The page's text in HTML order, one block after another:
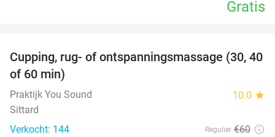
Gratis
60%
Cupping, rug- of ontspanningsmassage (30, 40
of 60 min)
Praktijk You Sound 10.0 star
Sittard
Verkocht: 144
Regulier €60